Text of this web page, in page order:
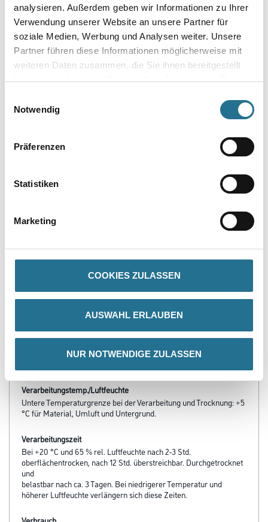
analysieren. Außerdem geben wir Informationen zu Ihrer
Verwendung unserer Website an unsere Partner für
soziale Medien, Werbung und Analysen weiter. Unsere
Partner führen diese Informationen möglicherweise mit
weiteren Daten zusammen, die Sie ihnen bereitgestellt
haben oder die sie im Rahmen Ihrer Nutzung der Dienste
Notwendig
Präferenzen
Statistiken
Marketing
COOKIES ZULASSEN
AUSWAHL ERLAUBEN
NUR NOTWENDIGE ZULASSEN
Umrechnungsfaktoren
Zur Farbauswahl für Ihren Wunschfarbton
PRODUKTEIGENSCHAFTEN
- Schmutzabweisend durch Nano-Quarz-Gitter
- Höchste Farbtonbeständigkeit
- Geschützt vor Algen- und Pilzbefall
- Hoch CO2-durchlässig
Verarbeitungstemp./Luftfeuchte
Untere Temperaturgrenze bei der Verarbeitung und Trocknung: +5
°C für Material, Umluft und Untergrund.
Verarbeitungszeit
Bei +20 °C und 65 % rel. Luftfeuchte nach 2-3 Std.
oberflächentrocken, nach 12 Std. überstreichbar. Durchgetrocknet
und
belastbar nach ca. 3 Tagen. Bei niedrigerer Temperatur und
höherer Luftfeuchte verlängern sich diese Zeiten.